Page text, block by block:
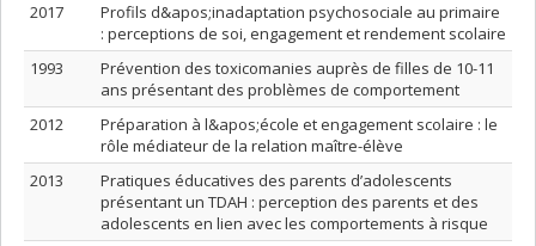
2017
Profils d&apos;inadaptation psychosociale au primaire
: perceptions de soi, engagement et rendement scolaire
1993
Prévention des toxicomanies auprès de filles de 10-11
ans présentant des problèmes de comportement
2012
Préparation à l&apos;école et engagement scolaire : le
rôle médiateur de la relation maître-élève
2013
Pratiques éducatives des parents d’adolescents
présentant un TDAH : perception des parents et des
adolescents en lien avec les comportements à risque